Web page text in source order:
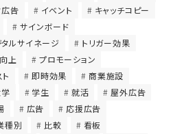
広告 イベント
キャッチコピー
サインボード
タルサイネージ
トリガー効果
上
プロモーション
即時効果
商業施設
学生 就活
屋外広告
広告
応援広告
種別 比較
看板